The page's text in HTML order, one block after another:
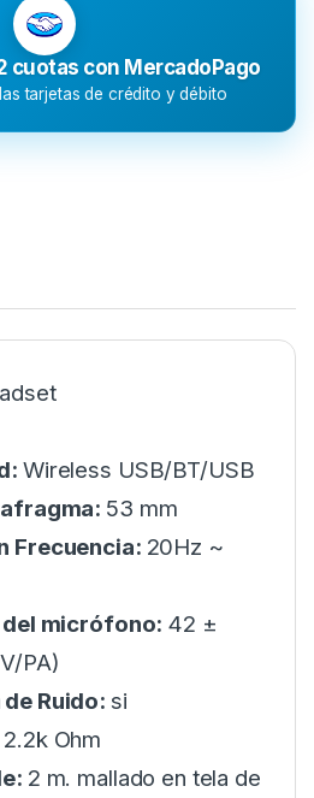
cuotas con MercadoPago
tarjetas de crédito y débito
Wireless USB/BT/USB
53 mm
Frecuencia: 20Hz ~
micrófono: 42 ±
PA)
Ruido: si
2.2k Ohm
2 m. mallado en tela de